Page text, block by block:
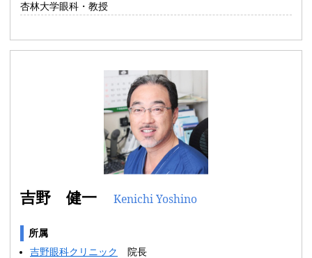
杏林大学眼科・教授
吉野 健一 Kenichi Yoshino
所属
吉野眼科クリニック
院長